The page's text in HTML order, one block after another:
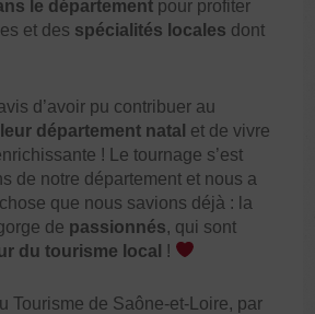
le département pour profiter
et des spécialités locales dont
d’avoir pu contribuer au
département natal et de vivre
! Le tournage s’est
de notre département et nous a
que nous savions déjà : la
de passionnés, qui sont
du tourisme local !
Tourisme de Saône-et-Loire, par